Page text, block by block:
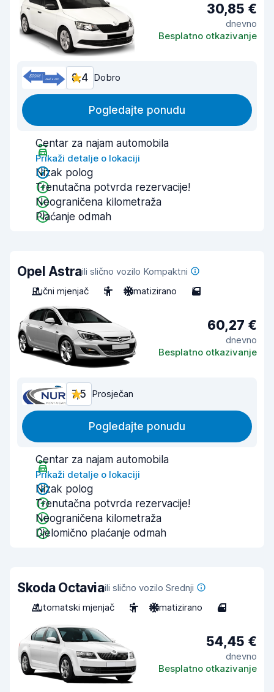
30,85 €
dnevno
Besplatno otkazivanje
8,4 Dobro
Pogledajte ponudu
Centar za najam automobila
Prikaži detalje o lokaciji
Nizak polog
Trenutačna potvrda rezervacije!
Neograničena kilometraža
Plaćanje odmah
Opel Astraili slično vozilo Kompaktni
Ručni mjenjač
5 Klimatizirano 5
60,27 €
dnevno
Besplatno otkazivanje
7,5 Prosječan
Pogledajte ponudu
Centar za najam automobila
Prikaži detalje o lokaciji
Nizak polog
Trenutačna potvrda rezervacije!
Neograničena kilometraža
Djelomično plaćanje odmah
Skoda Octaviaili slično vozilo Srednji
Automatski mjenjač
5 Klimatizirano 4
54,45 €
dnevno
Besplatno otkazivanje